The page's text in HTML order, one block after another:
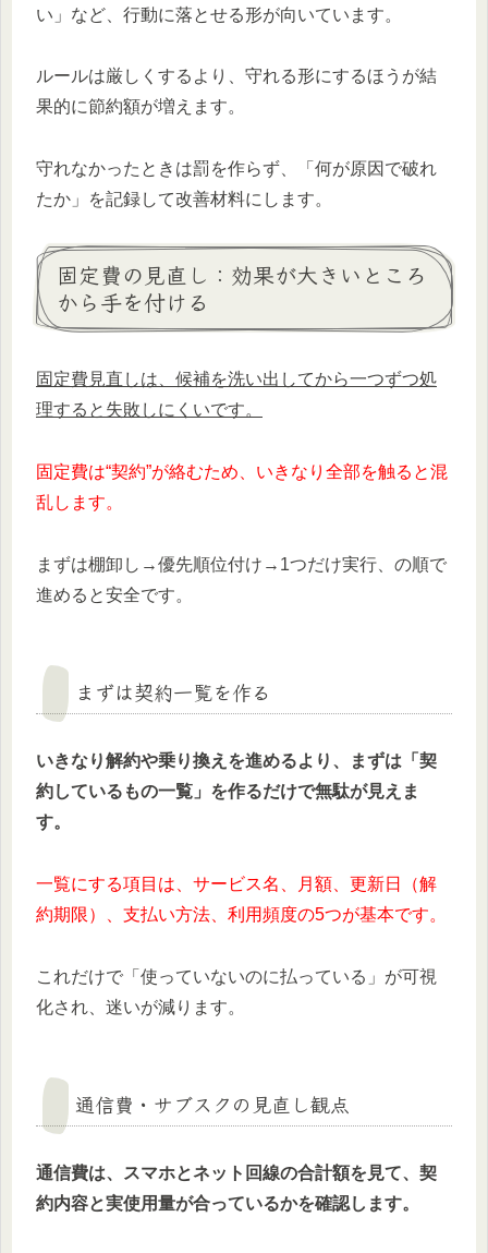
い」など、行動に落とせる形が向いています。
ルールは厳しくするより、守れる形にするほうが結
果的に節約額が増えます。
守れなかったときは罰を作らず、「何が原因で破れ
たか」を記録して改善材料にします。
固定費の見直し：効果が大きいところ
から手を付ける
固定費見直しは、候補を洗い出してから一つずつ処
理すると失敗しにくいです。
固定費は“契約”が絡むため、いきなり全部を触ると混
乱します。
まずは棚卸し→優先順位付け→1つだけ実行、の順で
進めると安全です。
まずは契約一覧を作る
いきなり解約や乗り換えを進めるより、まずは「契
約しているもの一覧」を作るだけで無駄が見えま
す。
一覧にする項目は、サービス名、月額、更新日（解
約期限）、支払い方法、利用頻度の5つが基本です。
これだけで「使っていないのに払っている」が可視
化され、迷いが減ります。
通信費・サブスクの見直し観点
通信費は、スマホとネット回線の合計額を見て、契
約内容と実使用量が合っているかを確認します。